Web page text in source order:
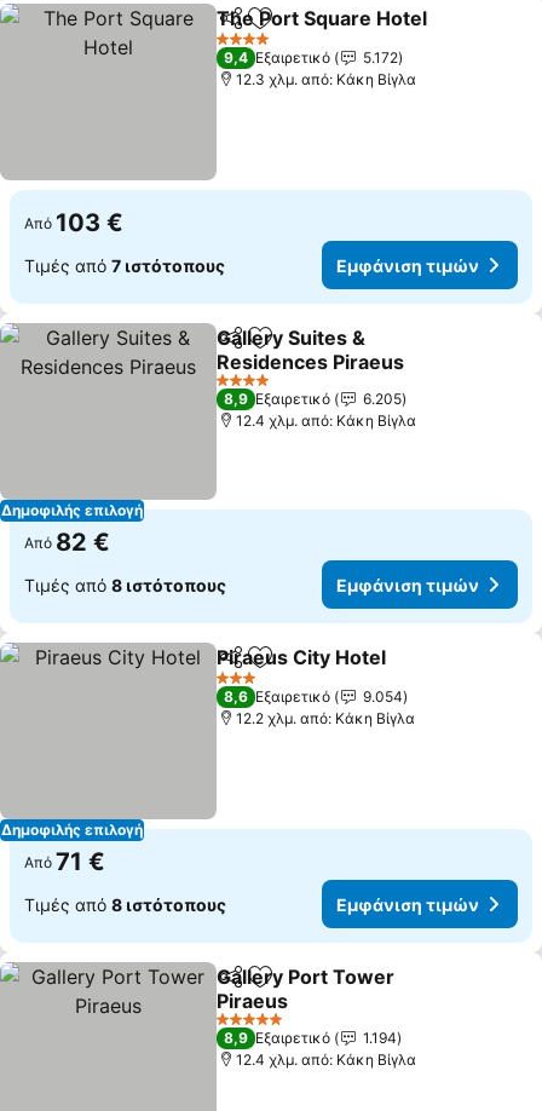
Κοινοποίηση
Προσθήκη στα αγαπημένα
The Port Square Hotel
4 Αστέρια
9,4 Εξαιρετικό
5.172
12.3 χλμ. από: Κάκη Βίγλα
Από 103 €
Τιμές από 7 ιστότοπους Εμφάνιση τιμών
Δημοφιλής επιλογή
Κοινοποίηση
Προσθήκη στα αγαπημένα
Gallery Suites &
Residences Piraeus
Εμφάνιση τιμών
4 Αστέρια
8,9 Εξαιρετικό
6.205
12.4 χλμ. από: Κάκη Βίγλα
Από 82 €
Τιμές από 8 ιστότοπους Εμφάνιση τιμών
Δημοφιλής επιλογή
Κοινοποίηση
Προσθήκη στα αγαπημένα
Piraeus City Hotel
3 Αστέρια
8,6 Εξαιρετικό
9.054
12.2 χλμ. από: Κάκη Βίγλα
Από 71 €
Τιμές από 8 ιστότοπους Εμφάνιση τιμών
Κοινοποίηση
Προσθήκη στα αγαπημένα
Gallery Port Tower
Piraeus
Εμφάνιση τιμών
5 Αστέρια
8,9 Εξαιρετικό
1.194
12.4 χλμ. από: Κάκη Βίγλα